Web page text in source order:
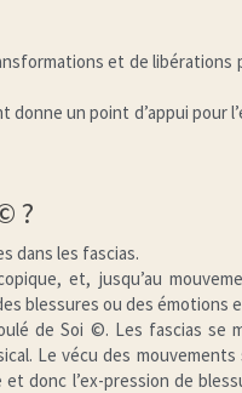
et de libérations
un point d’appui pour
?
dans les fascias.
et, jusqu’au
blessures ou des émotions
de Soi ©. Les fascias se
Le vécu des mouvements
donc l’ex-pression de